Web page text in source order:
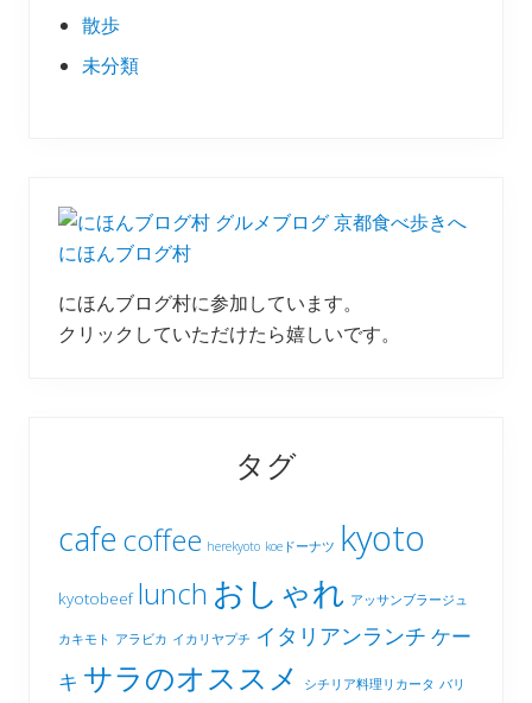
散歩
未分類
にほんブログ村
にほんブログ村に参加しています。
クリックしていただけたら嬉しいです。
タグ
cafe coffee herekyoto koeドーナツ kyoto
kyotobeef lunch おしゃれ アッサンブラージュ
カキモト アラビカ イカリヤプチ イタリアンランチ ケー
キ サラのオススメ シチリア料理リカータ バリ